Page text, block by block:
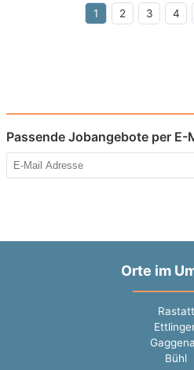
1 2 3 4
Passende Jobangebote per E-
Orte im
Rastatt
Bühl